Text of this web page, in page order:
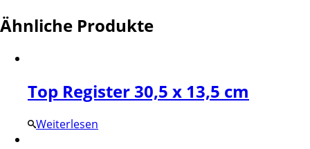
Ähnliche Produkte
Top Register 30,5 x 13,5 cm
Weiterlesen